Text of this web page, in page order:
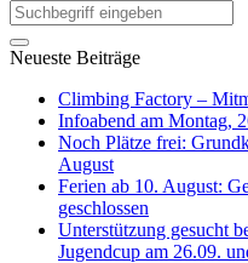
Neueste Beiträge
Climbing Factory –
Infoabend am Montag,
Noch Plätze frei:
August
Ferien ab 10. August:
geschlossen
Unterstützung gesucht
Jugendcup am 26.09.